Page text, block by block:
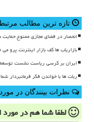
تازه ترین مطالب
انحصار در فضای مجازی ممنوع
بازاریاب ها کف بازار اینترنت پرو
ایران بر کرسی ریاست نشست توسعه
ربات ها با خواندن فکر فرمانبردار
نظرات بینندگان در
لطفا شما همدر